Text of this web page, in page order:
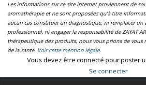
Les informations sur ce site internet proviennent de
aromathérapie et ne sont proposées qu’à titre
aucun cas constituer un diagnostique, ni remplacer un
professionnel, ni engager la responsabilité de ZAYAT
thérapeutique des produits, nous vous prions de vous
de la santé. Voir cette mention légale.
Vous devez être connecté pour poster
Se connecter